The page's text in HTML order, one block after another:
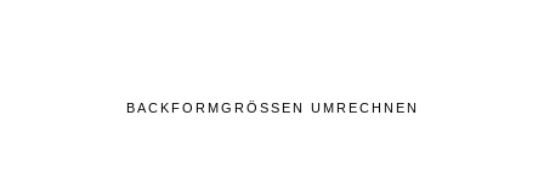
BACKFORMGRÖSSEN UMRECHNEN